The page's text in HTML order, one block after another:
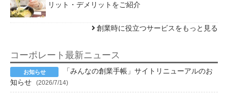
リット・デメリットをご紹介
創業時に役立つサービスをもっと見る
コーポレート最新ニュース
「みんなの創業手帳」サイトリニューアルのお
知らせ
(2026/7/14)